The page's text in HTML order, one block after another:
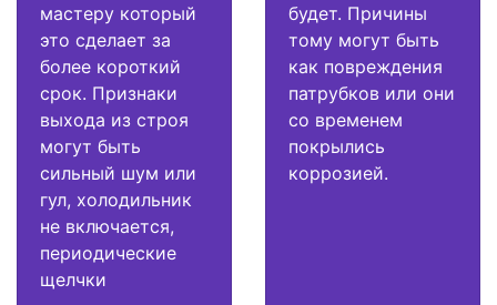
мастеру который
это сделает за
более короткий
срок. Признаки
выхода из строя
могут быть
сильный шум или
гул, холодильник
не включается,
периодические
щелчки
будет. Причины
тому могут быть
как повреждения
патрубков или они
со временем
покрылись
коррозией.